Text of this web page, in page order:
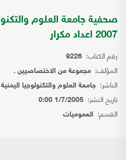
صحفية جامعة العلوم
2007 اعداد مكرار
رقم الكتاب: 9226
المؤلف: مجموعة من الاختصاصيين .
الناشر: جامعة العلوم والتكنولوجيا
تاريخ النشر: 1/7/2005 0:00
القسم: العموميات